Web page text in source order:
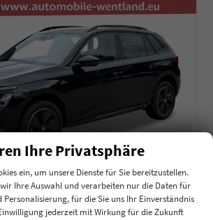
Ihre Privatsphäre
ein, um unsere Dienste für Sie bereitzustellen.
Ihre Auswahl und verarbeiten nur die Daten für
Personalisierung, für die Sie uns Ihr Einverständnis
jederzeit mit Wirkung für die Zukunft